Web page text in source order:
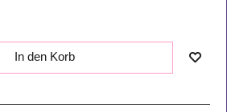
In den Korb